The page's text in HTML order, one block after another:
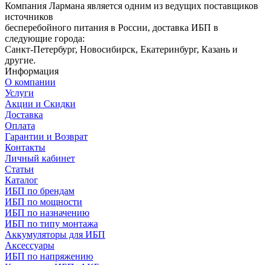
Компания Лармана является одним из ведущих поставщиков
источников
бесперебойного питания в России, доставка ИБП в
следующие города:
Санкт-Петербург, Новосибирск, Екатеринбург, Казань и
другие.
Информация
О компании
Услуги
Акции и Скидки
Доставка
Оплата
Гарантии и Возврат
Контакты
Личный кабинет
Статьи
Каталог
ИБП по брендам
ИБП по мощности
ИБП по назначению
ИБП по типу монтажа
Аккумуляторы для ИБП
Аксессуары
ИБП по напряжению